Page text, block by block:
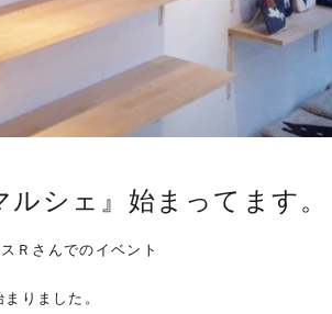
ルシェ』始まってます。
Ｒさんでのイベント
りました。